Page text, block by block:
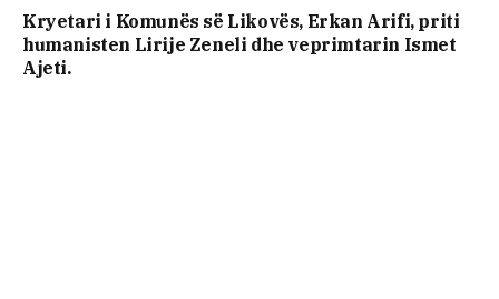
Kryetari i Komunës së Likovës, Erkan Arifi, priti
humanisten Lirije Zeneli dhe veprimtarin Ismet
Ajeti.